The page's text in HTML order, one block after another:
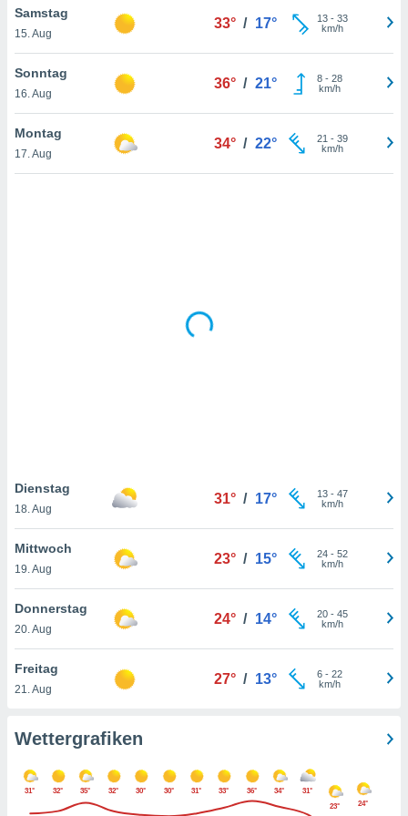
können
von
und
klicken.
und
Samstag
15. Aug
33° / 17° 13- 33
km/h
Sonntag
16. Aug
36° / 21° 8- 28
km/h
Montag
17. Aug
34° / 22° 21 - 39
km/h
Dienstag
18. Aug
31° / 17° 13- 47
km/h
Mittwoch
19. Aug
23° / 15° 24- 52
km/h
Donnerstag
20. Aug
24° / 14° 20- 45
km/h
Freitag
21. Aug
27° / 13° 6- 22
km/h
Wettergrafiken
31° 32° 35° 32° 30° 30° 31° 33° 36° 34°
31°
23°
24°